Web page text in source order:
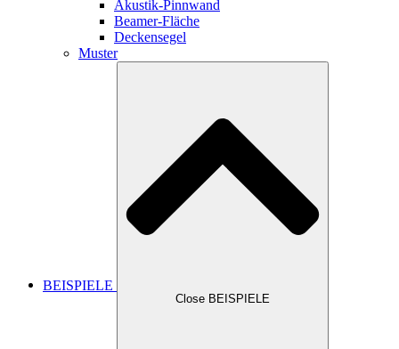
Akustik-Pinnwand
Beamer-Fläche
Deckensegel
Muster
BEISPIELE
Close BEISPIELE